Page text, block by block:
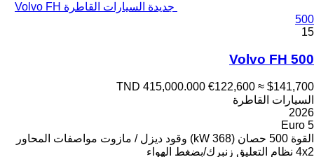
جديدة السيارات القاطرة Volvo FH
500
15
Volvo FH 500
TND 415,000.000 €122,600 ≈ $141,700
السيارات القاطرة
2026
Euro 5
القوة 500 حصان (368 kW) وقود ديزل / مازوت مواصفات المحاور
4x2 نظام التعليق زنبرك/بضغط الهواء